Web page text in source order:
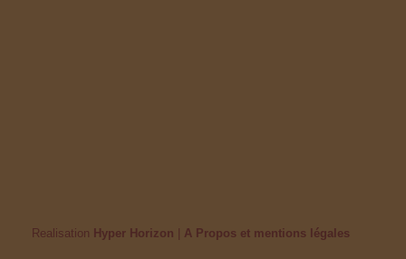
Realisation Hyper Horizon | A Propos et mentions légales